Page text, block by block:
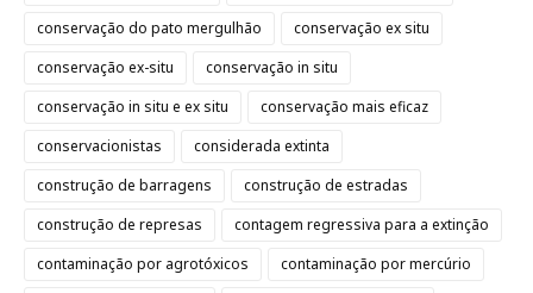
conservação do pato mergulhão
conservação ex situ
conservação ex-situ
conservação in situ
conservação in situ e ex situ
conservação mais eficaz
conservacionistas
considerada extinta
construção de barragens
construção de estradas
construção de represas
contagem regressiva para a extinção
contaminação por agrotóxicos
contaminação por mercúrio